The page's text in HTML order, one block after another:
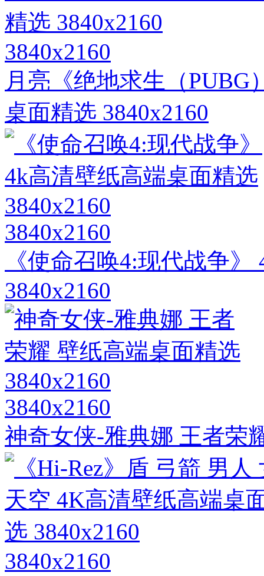
3840x2160
月亮《绝地求生（PUBG
桌面精选 3840x2160
3840x2160
《使命召唤4:现代战争
3840x2160
3840x2160
神奇女侠-雅典娜 王者荣
3840x2160